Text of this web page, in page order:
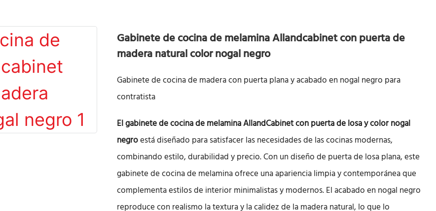
Gabinete de cocina de melamina Allandcabinet con puerta de
madera natural color nogal negro
Gabinete de cocina de madera con puerta plana y acabado en nogal negro para
contratista
El gabinete de cocina de melamina AllandCabinet con puerta de losa y color nogal
negroestá diseñado para satisfacer las necesidades de las cocinas modernas,
combinando estilo, durabilidad y precio. Con un diseño de puerta de losa plana, este
gabinete de cocina de melamina ofrece una apariencia limpia y contemporánea que
complementa estilos de interior minimalistas y modernos. El acabado en nogal negro
reproduce con realismo la textura y la calidez de la madera natural, lo que lo